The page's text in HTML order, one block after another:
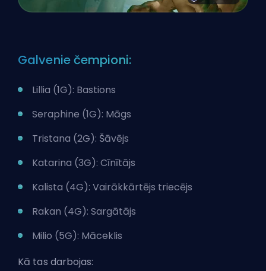
Galvenie čempioni:
Lillia (1G): Bastions
Seraphine (1G): Māgs
Tristana (2G): Šāvējs
Katarina (3G): Cīnītājs
Kalista (4G): Vairākkārtējs triecējs
Rakan (4G): Sargātājs
Milio (5G): Māceklis
Kā tas darbojas: